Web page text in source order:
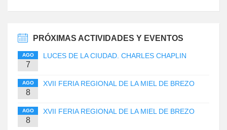
PRÓXIMAS ACTIVIDADES Y EVENTOS
AGO
7
LUCES DE LA CIUDAD. CHARLES CHAPLIN
AGO
8
XVII FERIA REGIONAL DE LA MIEL DE BREZO
AGO
8
XVII FERIA REGIONAL DE LA MIEL DE BREZO